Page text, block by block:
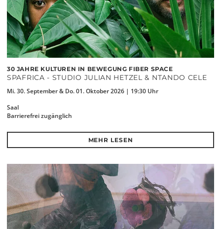
30 JAHRE KULTUREN IN BEWEGUNG FIBER SPACE
SPAFRICA - STUDIO JULIAN HETZEL & NTANDO CELE
Mi. 30. September & Do. 01. Oktober 2026 | 19:30 Uhr
Saal
Barrierefrei zugänglich
MEHR LESEN